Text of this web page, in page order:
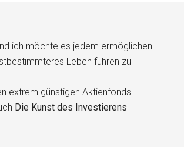
ich möchte es jedem ermöglichen
Leben führen zu
extrem günstigen Aktienfonds
Die Kunst des Investierens